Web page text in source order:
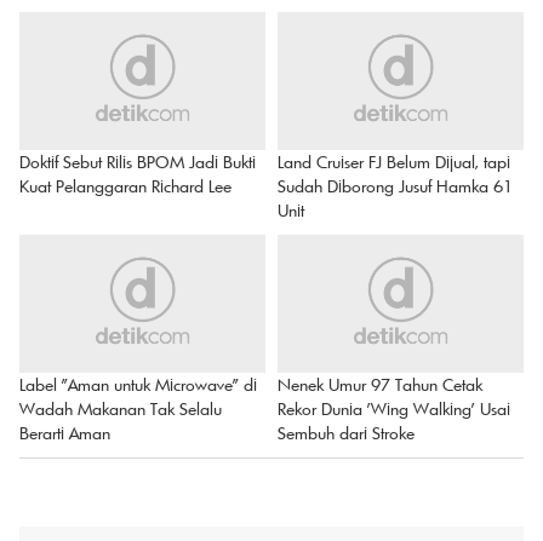
Doktif Sebut Rilis BPOM Jadi Bukti
Kuat Pelanggaran Richard Lee
Land Cruiser FJ Belum Dijual, tapi
Sudah Diborong Jusuf Hamka 61
Unit
Label "Aman untuk Microwave" di
Wadah Makanan Tak Selalu
Berarti Aman
Nenek Umur 97 Tahun Cetak
Rekor Dunia 'Wing Walking' Usai
Sembuh dari Stroke